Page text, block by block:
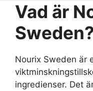
Vad är
Sweden?
Nourix Sweden är
ingredienser. Det